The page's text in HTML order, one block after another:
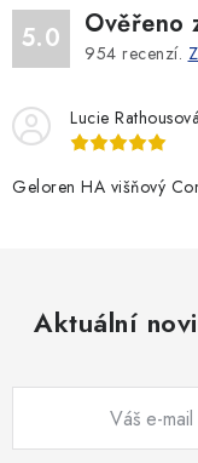
Podmínky ochrany
5.0 Ověřeno
954 recenzí.
Lucie Rathousová
Geloren HA višňový
Aktuální